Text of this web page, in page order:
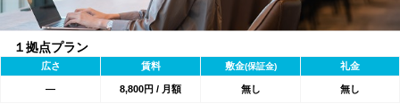
１拠点プラン
広さ 賃料 敷金(保証金) 礼金
― 8,800円 / 月額 無し 無し